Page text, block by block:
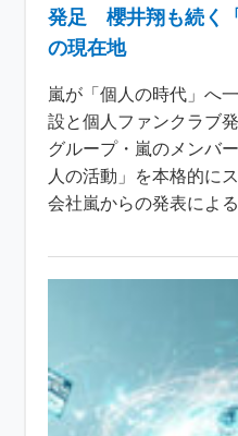
発足 櫻井翔も続く
の現在地
嵐が「個人の時代」へ
設と個人ファンクラブ
グループ・嵐のメンバ
人の活動」を本格的に
会社嵐からの発表によ